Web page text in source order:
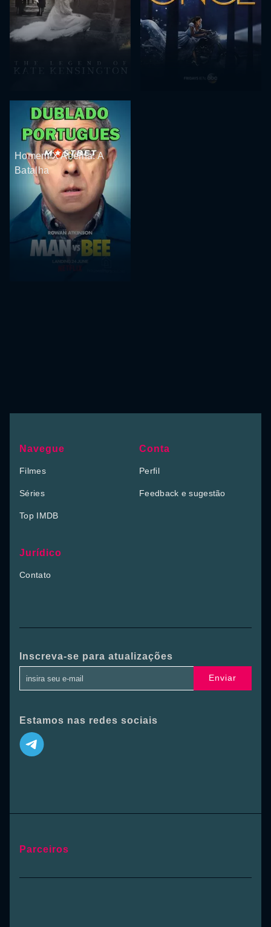
Homem X Abelha: A
Batalha
Navegue
Filmes
Séries
Top IMDB
Conta
Perfil
Feedback e sugestão
Jurídico
Contato
Inscreva-se para atualizações
Enviar
Estamos nas redes sociais
Parceiros